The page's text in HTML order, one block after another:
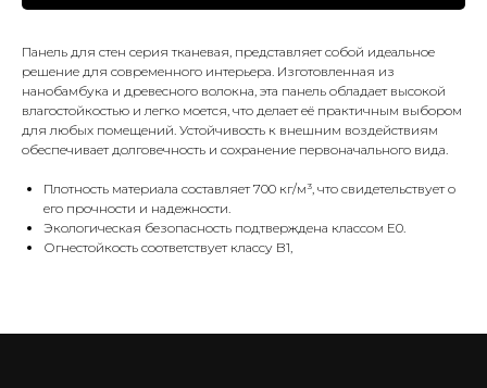
Панель для стен серия тканевая, представляет собой идеальное
решение для современного интерьера. Изготовленная из
нанобамбука и древесного волокна, эта панель обладает высокой
влагостойкостью и легко моется, что делает её практичным выбором
для любых помещений. Устойчивость к внешним воздействиям
обеспечивает долговечность и сохранение первоначального вида.
Плотность материала составляет 700 кг/м³, что свидетельствует о
его прочности и надежности.
Экологическая безопасность подтверждена классом E0.
Огнестойкость соответствует классу B1,